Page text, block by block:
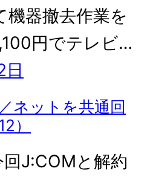
機器撤去作業を
円でテレビ…
ネットを共通回
）
J:COMと解約